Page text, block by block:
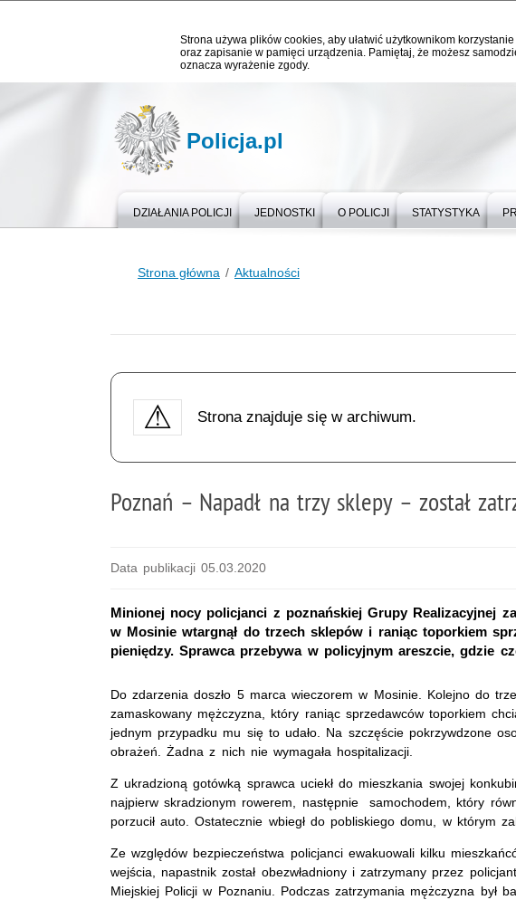
Strona używa plików cookies, aby ułatwić użytkownikom
oraz zapisanie w pamięci urządzenia. Pamiętaj, że możesz
oznacza wyrażenie zgody.
Policja.pl
DZIAŁANIA POLICJI JEDNOSTKI O POLICJI STATYSTYKA
Strona główna Aktualności
Strona znajduje się w archiwum.
Poznań – Napadł na trzy sklepy – został
Data publikacji 05.03.2020
Minionej nocy policjanci z poznańskiej Grupy Realizacyjnej
w Mosinie wtargnął do trzech sklepów i raniąc toporkiem
pieniędzy. Sprawca przebywa w policyjnym areszcie, gdzie
Do zdarzenia doszło 5 marca wieczorem w Mosinie. Kolejno do
zamaskowany mężczyzna, który raniąc sprzedawców toporkiem
jednym przypadku mu się to udało. Na szczęście pokrzywdzone
obrażeń. Żadna z nich nie wymagała hospitalizacji.
Z ukradzioną gotówką sprawca uciekł do mieszkania swojej
najpierw skradzionym rowerem, następnie samochodem, który
porzucił auto. Ostatecznie wbiegł do pobliskiego domu, w którym
Ze względów bezpieczeństwa policjanci ewakuowali kilku
wejścia, napastnik został obezwładniony i zatrzymany przez
Miejskiej Policji w Poznaniu. Podczas zatrzymania mężczyzna był